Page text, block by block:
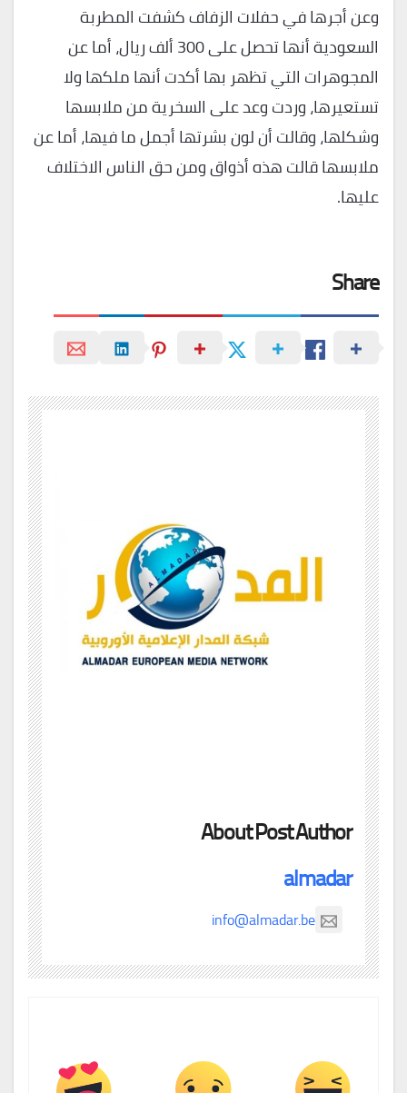
وعن أجرها في حفلات الزفاف كشفت المطربة
السعودية أنها تحصل على 300 ألف ريال، أما عن
المجوهرات التي تظهر بها أكدت أنها ملكها ولا
تستعيرها، وردت وعد على السخرية من ملابسها
وشكلها، وقالت أن لون بشرتها أجمل ما فيها، أما عن
ملابسها قالت هذه أذواق ومن حق الناس الاختلاف
عليها.
Share
About Post Author
almadar
info@almadar.be